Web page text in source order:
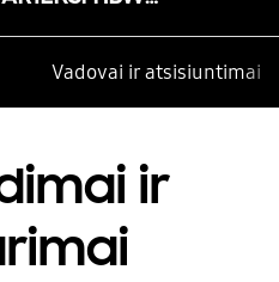
Vadovai ir atsisiuntimai
ir